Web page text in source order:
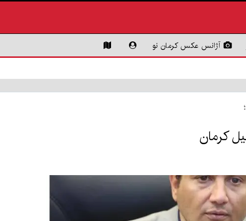
آژانس عکس کرمان نو